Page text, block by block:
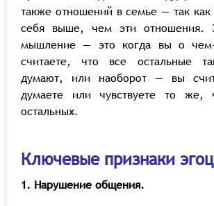
также отношений в семье — так как
себя выше, чем эти отношения.
мышление — это когда вы о
считаете, что все остальные
думают, или наоборот — вы
думаете или чувствуете то
остальных.
Ключевые признаки
1. Нарушение общения.